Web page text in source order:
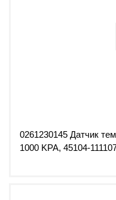
0261230145 Датчик
1000 KPA, 45104-